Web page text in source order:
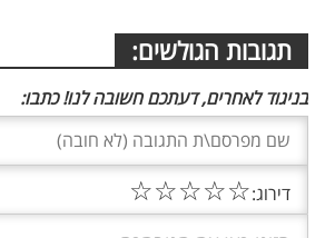
תגובות הגולשים:
בניגוד לאחרים, דעתכם חשובה לנו! כתבו:
דירוג:☆
☆
☆
☆
☆